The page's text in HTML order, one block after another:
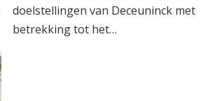
doelstellingen van Deceuninck met
betrekking tot het…